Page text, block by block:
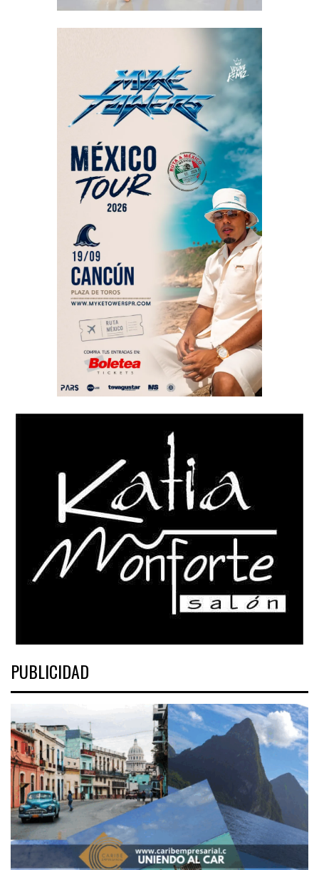
PUBLICIDAD